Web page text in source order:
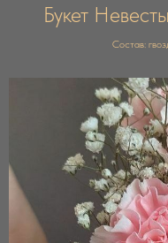
Букет
Состав: